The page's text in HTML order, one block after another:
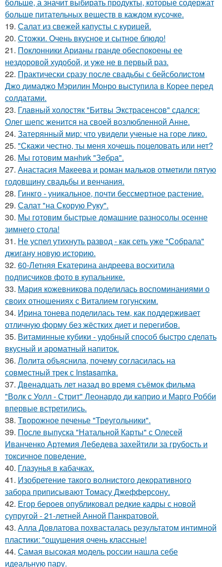
больше питательных веществ в каждом кусочке.
19. Салат из свежей капусты с курицей.
20. Стожки. Очень вкусное и сытное блюдо!
21. Поклонники Арианы гранде обеспокоены ее
нездоровой худобой, и уже не в первый раз.
22. Практически сразу после свадьбы с бейсболистом
Джо димаджо Мэрилин Монро выступила в Корее перед
солдатами.
23. Главный холостяк "Битвы Экстрасенсов" сдался:
Олег шепс женится на своей возлюбленной Анне.
24. Затерянный мир: что увидели ученые на горе лико.
25. "Скажи честно, ты меня хочешь поцеловать или нет?
26. Мы готовим мaнhиk "Зeбpa".
27. Анастасия Макеева и роман мальков отметили пятую
годовщину свадьбы и венчания.
28. Гинкго - уникальное, почти бессмертное растение.
29. Салат "на Скорую Руку".
30. Мы готовим быстрые домашние разносолы осенне
зимнего стола!
31. Не успел утихнуть развод - как сеть уже "Собрала"
джигану новую историю.
32. 60-Летняя Екатерина андреева восхитила
подписчиков фото в купальнике.
33. Мария кожевникова поделилась воспоминаниями о
своих отношениях с Виталием гогунским.
34. Ирина тонева поделилась тем, как поддерживает
отличную форму без жёстких диет и перегибов.
35. Витаминные кубики - удобный способ быстро сделать
вкусный и ароматный напиток.
36. Лолита объяснила, почему согласилась на
совместный трек с Instasamka.
37. Двенадцать лет назад во время съёмок фильма
"Волк с Уолл - Стрит" Леонардо ди каприо и Марго Робби
впервые встретились.
38. Творожное печенье "Треугольники".
39. После выпуска "Натальной Карты" с Олесей
Иванченко Артемия Лебедева захейтили за грубость и
токсичное поведение.
40. Глазунья в кабачках.
41. Изобретение такого волнистого декоративного
забора приписывают Томасу Джефферсону.
42. Егор бероев опубликовал редкие кадры с новой
супругой - 21-летней Анной Панкратовой.
43. Алла Довлатова похвасталась результатом интимной
пластики: "ощущения очень классные!
44. Самая высокая модель россии нашла себе
идеальную пару.